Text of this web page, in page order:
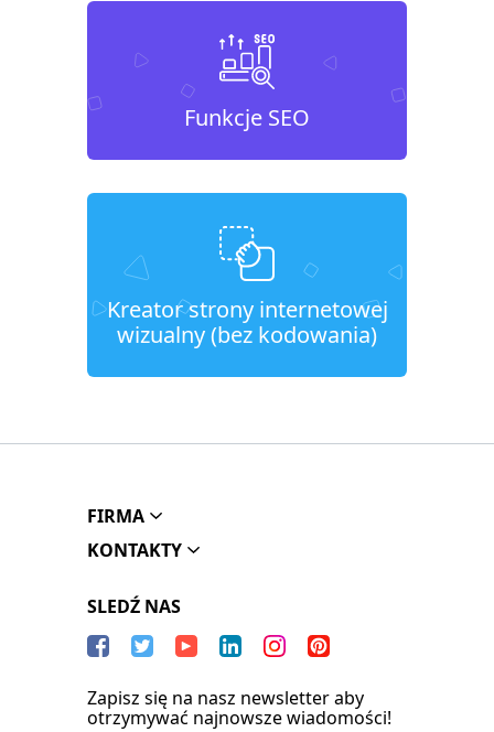
Funkcje SEO
Kreator strony internetowej
wizualny (bez kodowania)
FIRMA
KONTAKTY
SLEDŹ NAS
Zapisz się na nasz newsletter aby
otrzymywać najnowsze wiadomości!